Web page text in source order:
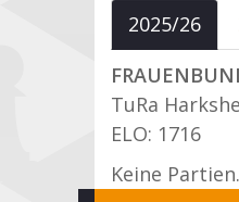
2025/26
TuRa
ELO: 1716
Keine Partien.